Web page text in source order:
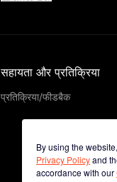
By using the
Privacy Policyand
accordance with our
सहायता और प्रतिक्रिया
प्रतिक्रिया/फीडबैक